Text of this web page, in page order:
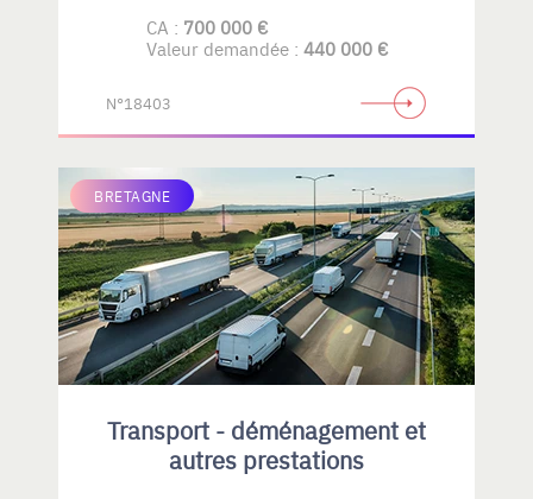
CA : 700 000 €
Valeur demandée : 440 000 €
N°18403
BRETAGNE
Transport - déménagement et
autres prestations